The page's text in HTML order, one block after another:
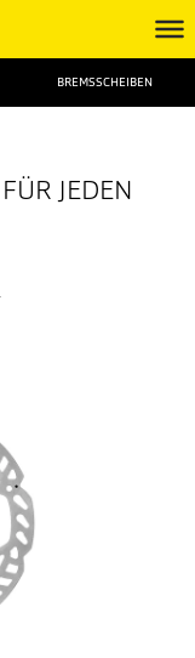
BREMSSCHEIBEN
JEDEN